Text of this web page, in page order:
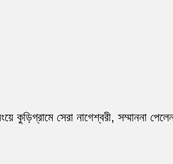
কুড়িগ্রামে সেরা নাগেশ্বরী, সম্মাননা